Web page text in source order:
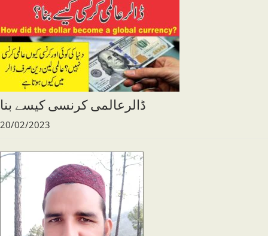
ڈالرعالمی کرنسی کیسے بنا
20/02/2023